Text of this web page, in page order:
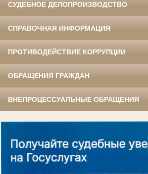
СУДЕБНОЕ ДЕЛОПРОИЗВОДСТВО
СПРАВОЧНАЯ ИНФОРМАЦИЯ
ПРОТИВОДЕЙСТВИЕ КОРРУПЦИИ
ОБРАЩЕНИЯ ГРАЖДАН
ВНЕПРОЦЕССУАЛЬНЫЕ ОБРАЩЕНИЯ